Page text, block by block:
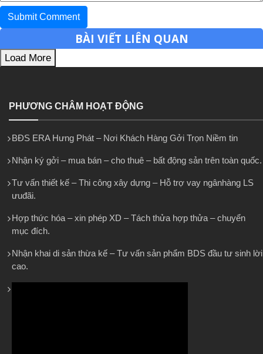
BÀI VIẾT LIÊN QUAN
Load More
PHƯƠNG CHÂM HOẠT ĐỘNG
BĐS ERA Hưng Phát – Nơi Khách Hàng Gởi Trọn Niềm tin
Nhận ký gởi – mua bán – cho thuê – bất động sản trên toàn quốc.
Tư vấn thiết kế – Thi công xây dựng – Hỗ trợ vay ngânhàng LS
ưuđãi.
Hợp thức hóa – xin phép XD – Tách thửa hợp thửa – chuyển
mục đích.
Nhận khai di sản thừa kế – Tư vấn sản phẩm BDS đầu tư sinh lời
cao.